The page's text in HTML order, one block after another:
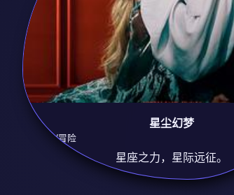
星尘幻梦
科幻/冒险
星座之力，星际远征。